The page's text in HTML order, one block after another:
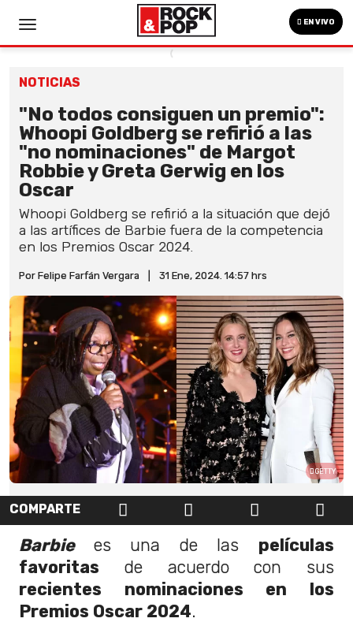
EN VIVO
NOTICIAS
"No todos consiguen un premio":
Whoopi Goldberg se refirió a las
"no nominaciones" de Margot
Robbie y Greta Gerwig en los
Oscar
Whoopi Goldberg se refirió a la situación que dejó
a las artífices de Barbie fuera de la competencia
en los Premios Oscar 2024.
Por Felipe Farfán Vergara 31 Ene, 2024. 14:57 hrs
GETTY
COMPARTE
Barbie es una de las películas
favoritas de acuerdo con sus
recientes nominaciones en los
Premios Oscar 2024.